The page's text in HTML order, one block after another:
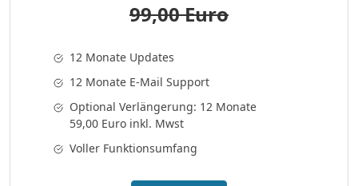
99,00 Euro
12 Monate Updates
12 Monate E-Mail Support
Optional Verlängerung: 12 Monate
59,00 Euro inkl. Mwst
Voller Funktionsumfang